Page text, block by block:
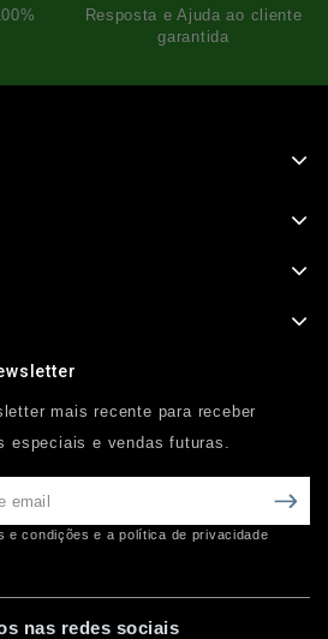
Resposta e Ajuda ao cliente
garantida
mais recente para receber
especiais e vendas futuras.
e condições e a política de privacidade
nas redes sociais